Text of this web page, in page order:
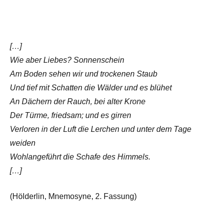
[…]
Wie aber Liebes? Sonnenschein
Am Boden sehen wir und trockenen Staub
Und tief mit Schatten die Wälder und es blühet
An Dächern der Rauch, bei alter Krone
Der Türme, friedsam; und es girren
Verloren in der Luft die Lerchen und unter dem Tage
weiden
Wohlangeführt die Schafe des Himmels.
[…]
(Hölderlin, Mnemosyne, 2. Fassung)